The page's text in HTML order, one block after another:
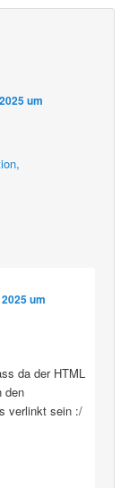
um
um
da der HTML
den
verlinkt sein :/